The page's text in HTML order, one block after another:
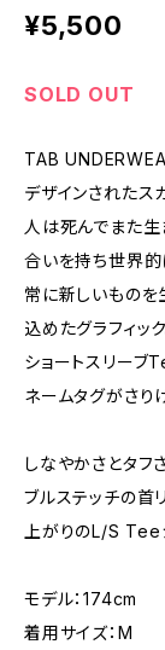
¥5,500
SOLD OUT
TAB
デザインされたス
人は死んでまた生
合いを持ち世界的
常に新しいものを
込めたグラフィック
ショートスリーブ
ネームタグがさり
しなやかさとタフ
ブルステッチの首
上がりのL/S Tee
モデル：174cm
着用サイズ：M